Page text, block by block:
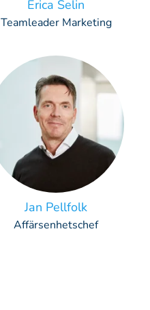
Erica Selin
Teamleader Marketing
Jan Pellfolk
Affärsenhetschef